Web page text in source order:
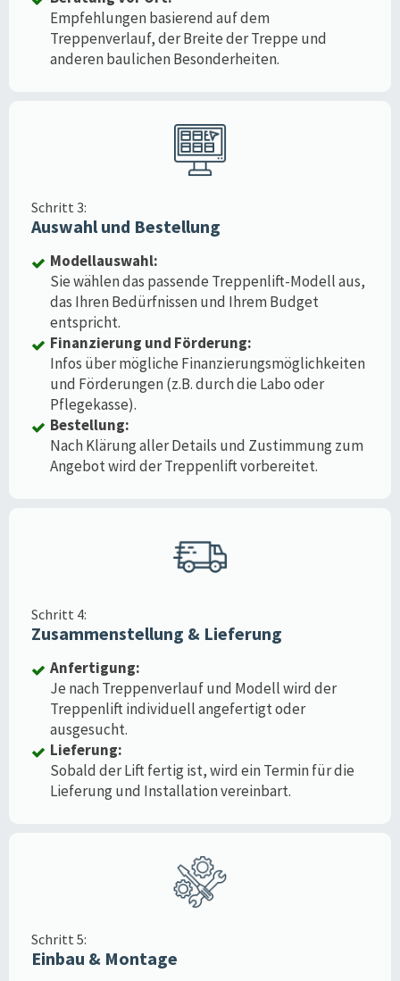
Empfehlungen basierend auf dem
Treppenverlauf, der Breite der Treppe und
anderen baulichen Besonderheiten.
Schritt 3:
Auswahl und Bestellung
Modellauswahl:
Sie wählen das passende Treppenlift-Modell aus,
das Ihren Bedürfnissen und Ihrem Budget
entspricht.
Finanzierung und Förderung:
Infos über mögliche Finanzierungsmöglichkeiten
und Förderungen (z.B. durch die Labo oder
Pflegekasse).
Bestellung:
Nach Klärung aller Details und Zustimmung zum
Angebot wird der Treppenlift vorbereitet.
Schritt 4:
Zusammenstellung & Lieferung
Anfertigung:
Je nach Treppenverlauf und Modell wird der
Treppenlift individuell angefertigt oder
ausgesucht.
Lieferung:
Sobald der Lift fertig ist, wird ein Termin für die
Lieferung und Installation vereinbart.
Schritt 5:
Einbau & Montage